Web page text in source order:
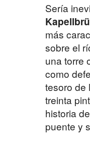
Sería
más
sobre el
una torre
como
tesoro de
treinta
historia
puente y